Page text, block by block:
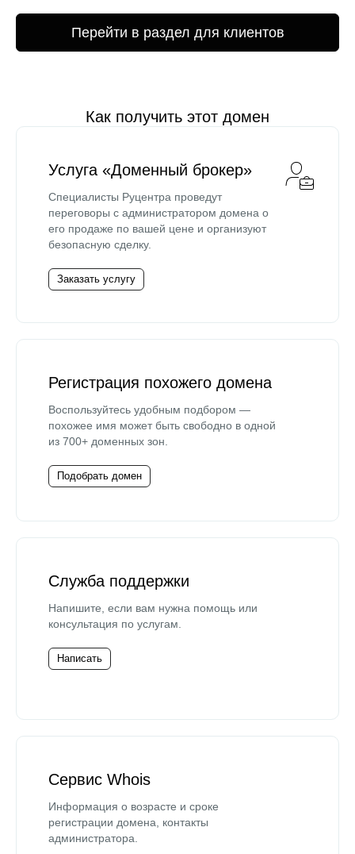
Перейти в раздел для клиентов
Как получить этот домен
Услуга «Доменный брокер»
Специалисты Руцентра проведут
переговоры с администратором домена о
его продаже по вашей цене и организуют
безопасную сделку.
Заказать услугу
Регистрация похожего домена
Воспользуйтесь удобным подбором —
похожее имя может быть свободно в одной
из 700+ доменных зон.
Подобрать домен
Служба поддержки
Напишите, если вам нужна помощь или
консультация по услугам.
Написать
Сервис Whois
Информация о возрасте и сроке
регистрации домена, контакты
администратора.